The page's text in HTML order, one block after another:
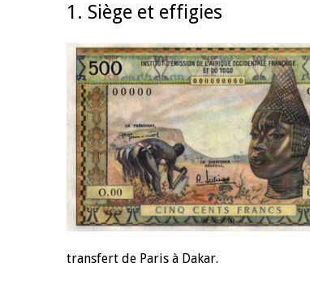
1. Siège et effigies
transfert de Paris à Dakar.